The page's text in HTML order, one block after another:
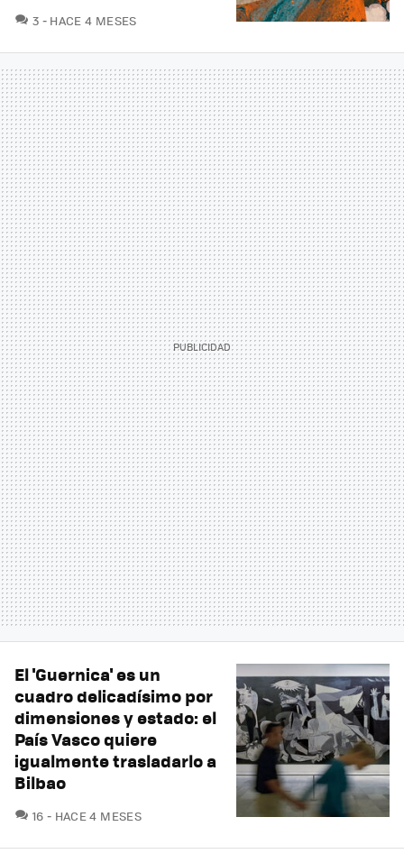
3 COMENTARIOS
HACE 4 MESES
El 'Guernica' es un
cuadro delicadísimo por
dimensiones y estado: el
País Vasco quiere
igualmente trasladarlo a
Bilbao
16 COMENTARIOS
HACE 4 MESES